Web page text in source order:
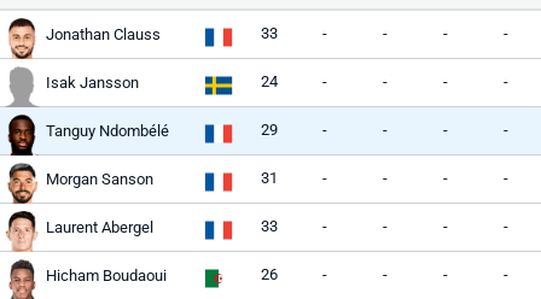
Jonathan Clauss 33 - - - -
Isak Jansson 24 - - - -
Tanguy Ndombélé 29 - - - -
Morgan Sanson 31 - - - -
Laurent Abergel 33 - - - -
Hicham Boudaoui 26 - - - -